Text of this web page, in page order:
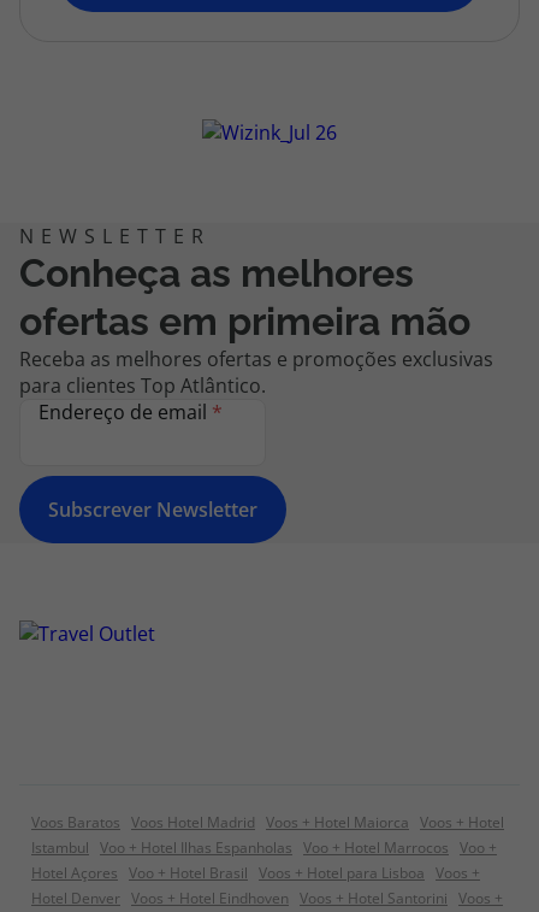
topatlantico@topatlantico.com
Conheça as melhores
ofertas em primeira mão
Receba as melhores ofertas e promoções exclusivas
para clientes Top Atlântico.
Endereço de email *
Subscrever Newsletter
Voos Baratos Voos Hotel Madrid Voos + Hotel Maiorca Voos + Hotel
Istambul Voo + Hotel Ilhas Espanholas Voo + Hotel Marrocos Voo +
Hotel Açores Voo + Hotel Brasil Voos + Hotel para Lisboa Voos +
Hotel Denver Voos + Hotel Eindhoven Voos + Hotel Santorini Voos +